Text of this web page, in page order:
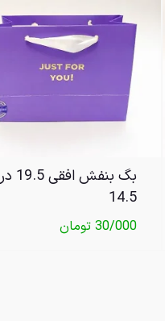
بگ بنفش افقی 19.5 در
14.5
30/000 تومان